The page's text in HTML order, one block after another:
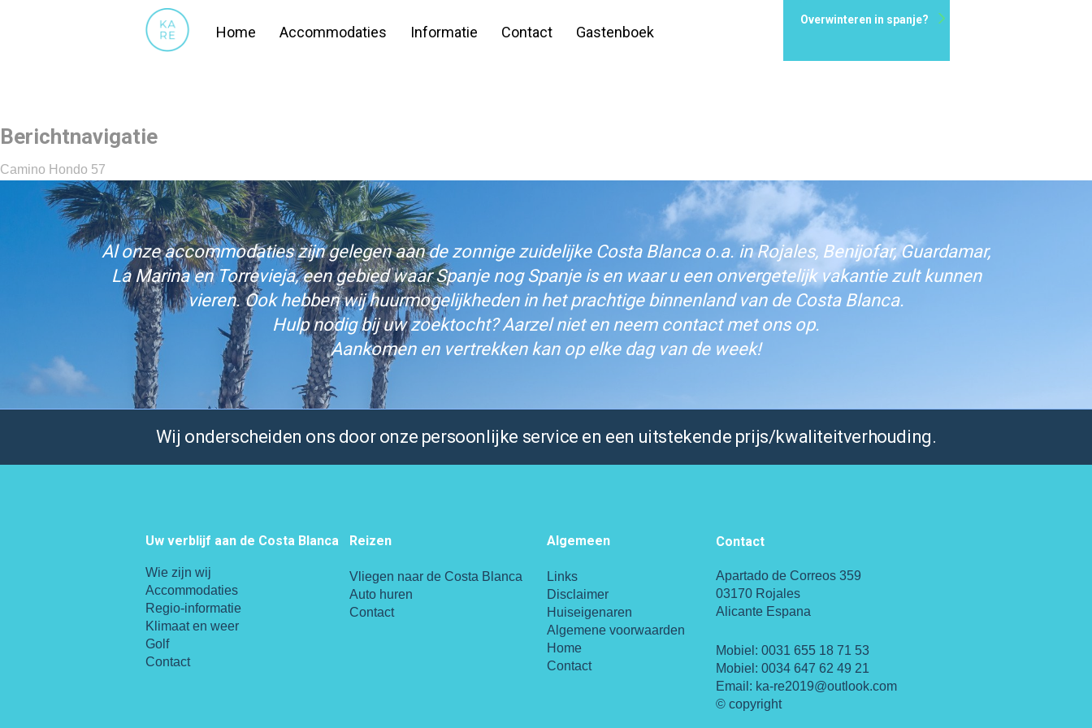
Home Accommodaties Informatie Contact Gastenboek
Overwinteren in spanje?
20191010_175104
Berichtnavigatie
Camino Hondo 57
Al onze accommodaties zijn gelegen aan de zonnige zuidelijke Costa Blanca o.a. in Rojales, Benijofar, Guardamar,
La Marina en Torrevieja, een gebied waar Spanje nog Spanje is en waar u een onvergetelijk vakantie zult kunnen
vieren. Ook hebben wij huurmogelijkheden in het prachtige binnenland van de Costa Blanca.
Hulp nodig bij uw zoektocht? Aarzel niet en neem contact met ons op.
Aankomen en vertrekken kan op elke dag van de week!
Wij onderscheiden ons door onze persoonlijke service en een uitstekende prijs/kwaliteitverhouding.
Uw verblijf aan de Costa Blanca
Wie zijn wij
Accommodaties
Regio-informatie
Klimaat en weer
Golf
Contact
Reizen
Vliegen naar de Costa Blanca
Auto huren
Contact
Algemeen
Links
Disclaimer
Huiseigenaren
Algemene voorwaarden
Home
Contact
Contact
Apartado de Correos 359
03170 Rojales
Alicante Espana
Mobiel: 0031 655 18 71 53
Mobiel: 0034 647 62 49 21
Email: ka-re2019@outlook.com
© copyright